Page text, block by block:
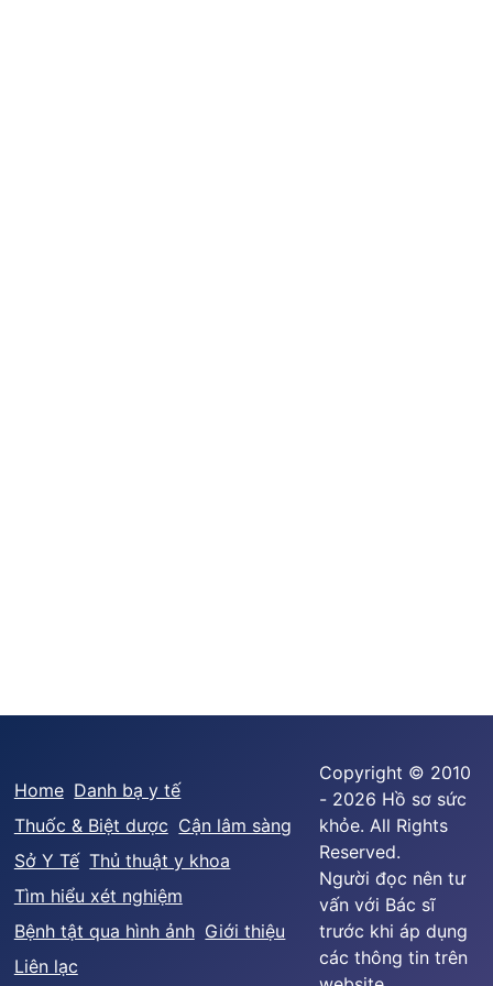
Home Danh bạ y tế
Thuốc & Biệt dược Cận lâm sàng
Sở Y Tế Thủ thuật y khoa
Tìm hiểu xét nghiệm
Bệnh tật qua hình ảnh Giới thiệu
Liên lạc
Copyright © 2010
- 2026 Hồ sơ sức
khỏe. All Rights
Reserved.
Người đọc nên tư
vấn với Bác sĩ
trước khi áp dụng
các thông tin trên